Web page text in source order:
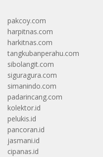
pakcoy.com
harpitnas.com
harkitnas.com
tangkubanperahu.com
sibolangit.com
siguragura.com
simanindo.com
padarincang.com
kolektor.id
pelukis.id
pancoran.id
jasmani.id
cipanas.id